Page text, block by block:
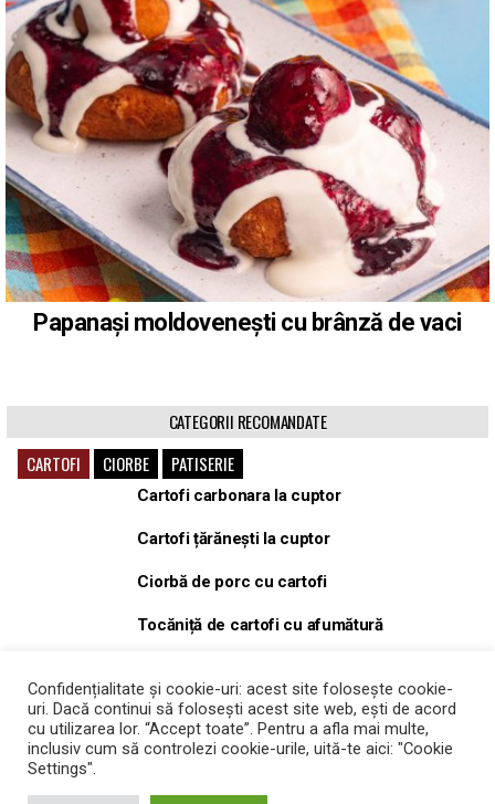
Papanași moldovenești cu brânză de vaci
CATEGORII RECOMANDATE
CARTOFI
CIORBE PATISERIE
Cartofi carbonara la cuptor
Cartofi țărănești la cuptor
Ciorbă de porc cu cartofi
Tocăniță de cartofi cu afumătură
Cartofi Wedges la cuptor
Confidențialitate și cookie-uri: acest site folosește cookie-
uri. Dacă continui să folosești acest site web, ești de acord
cu utilizarea lor. “Accept toate”. Pentru a afla mai multe,
inclusiv cum să controlezi cookie-urile, uită-te aici: "Cookie
Settings".